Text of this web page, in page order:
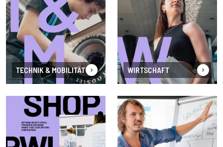
TECHNIK & MOBILITÄT WIRTSCHAFT